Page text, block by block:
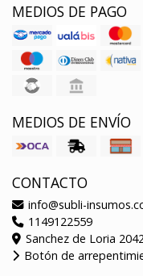
MEDIOS DE PAGO
MEDIOS DE ENVÍO
CONTACTO
info@subli-
1149122559
Sanchez de Loria
Botón de